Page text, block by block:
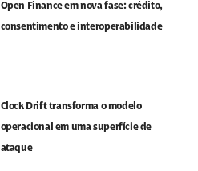
Open Finance em nova fase: crédito,
consentimento e interoperabilidade
Clock Drift transforma o modelo
operacional em uma superfície de
ataque